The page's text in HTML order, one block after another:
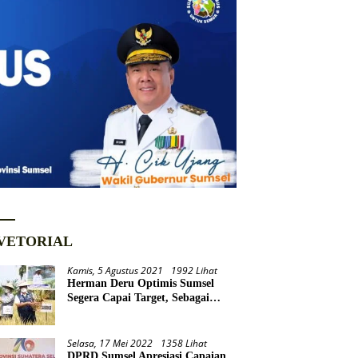
Kamis, 5 Agustus 2021 1992 Lihat
Herman Deru Optimis Sumsel
Segera Capai Target, Sebagai
Selasa, 17 Mei 2022 1358 Lihat